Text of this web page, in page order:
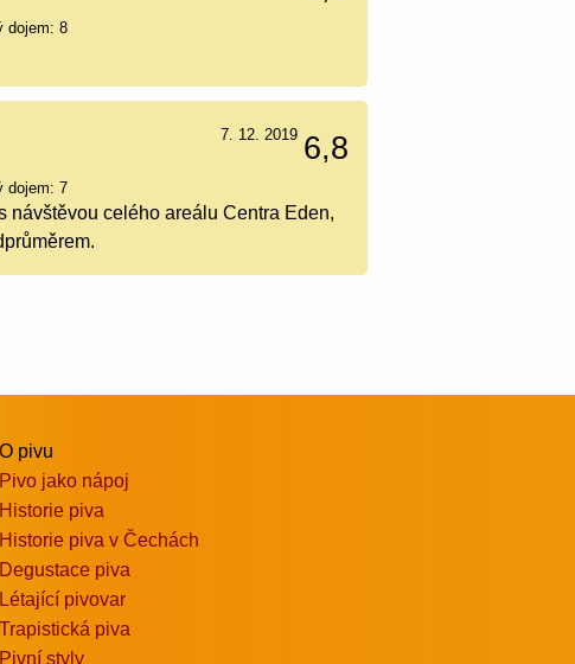
dojem: 8
6,8
7. 12. 2019
dojem: 7
návštěvou celého areálu Centra Eden,
O pivu
Pivo jako nápoj
Historie piva
Historie piva v Čechách
Degustace piva
Létající pivovar
Trapistická piva
Pivní styly